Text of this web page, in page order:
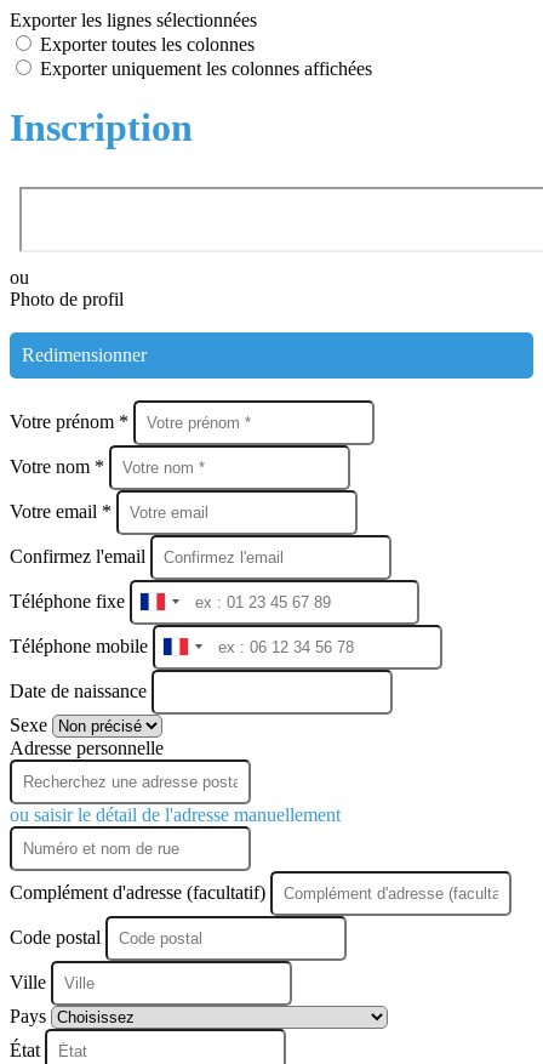
Exporter les lignes sélectionnées
Exporter toutes les colonnes
Exporter uniquement les colonnes affichées
Inscription
ou
Photo de profil
Redimensionner
Votre prénom *
Votre nom *
Votre email *
Confirmez l'email
Téléphone fixe
France
+33
Téléphone mobile
France
+33
Date de naissance
Sexe
Adresse personnelle
ou saisir le détail de l'adresse manuellement
Complément d'adresse (facultatif)
Code postal
Ville
Pays
État